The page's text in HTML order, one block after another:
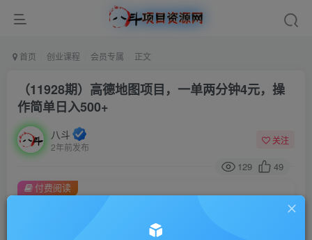
首页 创业课程 会员专属 正文
（11928期）高德地图项目，一单两分钟4元，操
作简单日入500+
八斗
2年前发布
关注
129 49
此内容为付费阅读，请付费后查看
付费阅读